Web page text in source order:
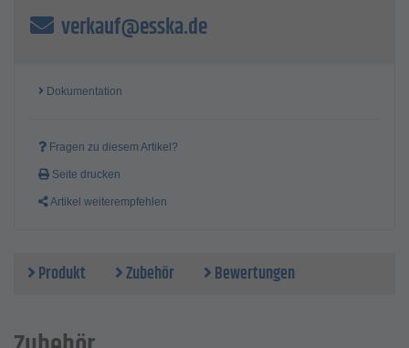
verkauf@esska.de
Dokumentation
Fragen zu diesem Artikel?
Seite drucken
Artikel weiterempfehlen
Produkt Zubehör Bewertungen